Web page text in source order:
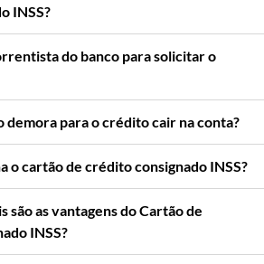
INSS?
do banco para solicitar o
demora para o crédito cair na conta?
o cartão de crédito consignado INSS?
são as vantagens do Cartão de
INSS?